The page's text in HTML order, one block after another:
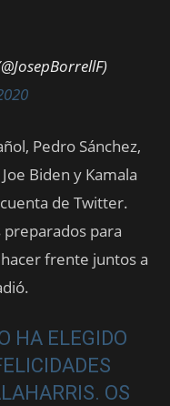
Pedro Sánchez,
Biden y Kamala
de Twitter.
preparados para
frente juntos a
HA ELEGIDO
. OS